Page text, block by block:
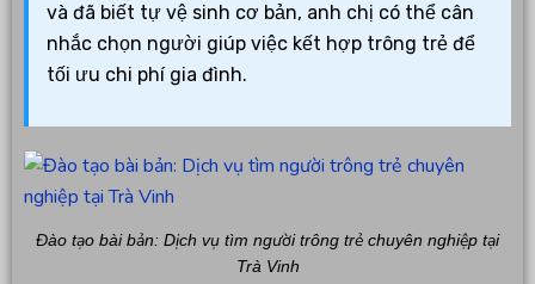
và đã biết tự vệ sinh cơ bản, anh chị có thể cân
nhắc chọn người giúp việc kết hợp trông trẻ để
tối ưu chi phí gia đình.
Đào tạo bài bản: Dịch vụ tìm người trông trẻ chuyên nghiệp tại
Trà Vinh